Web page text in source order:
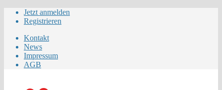
Jetzt anmelden
Registrieren
Kontakt
News
Impressum
AGB